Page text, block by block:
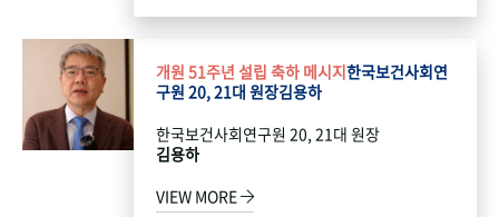
개원 51주년 설립 축하 메시지한국보건사회연
구원 20, 21대 원장김용하
한국보건사회연구원 20, 21대 원장
김용하
VIEW MORE